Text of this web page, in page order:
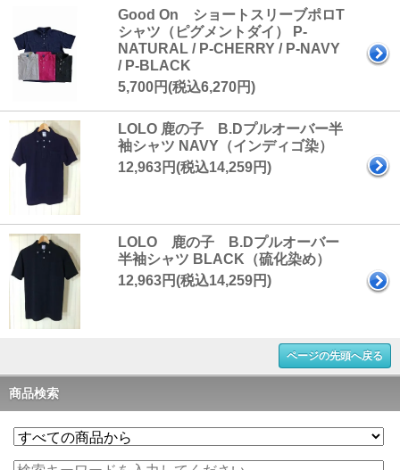
Good On ショートスリーブポロT
シャツ（ピグメントダイ） P-
NATURAL / P-CHERRY / P-NAVY
/ P-BLACK
5,700円(税込6,270円)
LOLO 鹿の子 B.Dプルオーバー半
袖シャツ NAVY（インディゴ染）
12,963円(税込14,259円)
LOLO 鹿の子 B.Dプルオーバー
半袖シャツ BLACK（硫化染め）
12,963円(税込14,259円)
ページの先頭へ戻る
商品検索